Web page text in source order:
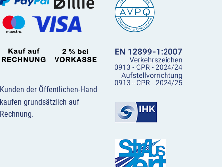
Kunden der Öffentlichen-Hand
kaufen grundsätzlich auf
Rechnung.